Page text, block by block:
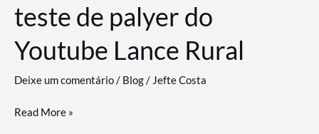
de
trabalho
com
a
workflows
teste de palyer do
Youtube Lance Rural
Deixe um comentário/ Blog/ Jefte Costa
teste
Read More »